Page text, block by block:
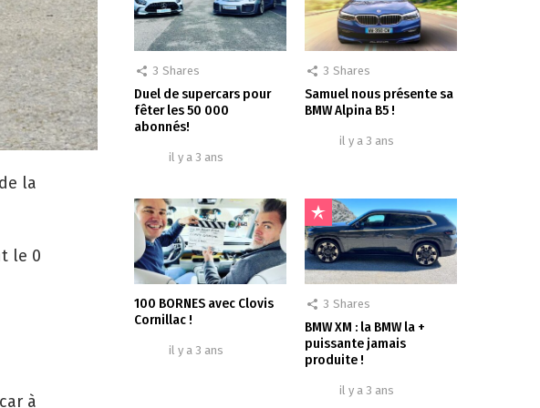
la
le 0
à
3 Shares
Duel de supercars pour
fêter les 50 000
abonnés!
il y a 3 ans
3 Shares
Samuel nous présente sa
BMW Alpina B5 !
il y a 3 ans
100 BORNES avec Clovis
Cornillac !
il y a 3 ans
3 Shares
BMW XM : la BMW la +
puissante jamais
produite !
il y a 3 ans